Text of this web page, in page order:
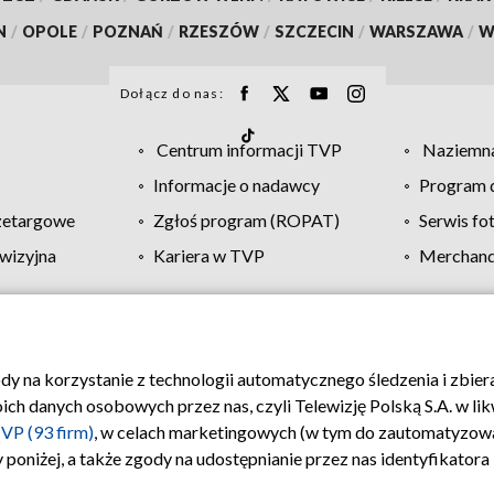
/ OPOLE / POZNAŃ / RZESZÓW / SZCZECIN / WARSZAWA /
Dołącz do nas:
Centrum informacji TVP
Informacje o nadawcy
Program
Zgłoś program (ROPAT)
Serwis
Kariera w TVP
Polityka prywatności Moje zgody Pomoc Biuro
na korzystanie z technologii automatycznego śledzenia i
danych osobowych przez nas, czyli Telewizję Polską S.A. w
(93 firm), w celach marketingowych (w tym do
a także zgody na udostępnianie przez nas